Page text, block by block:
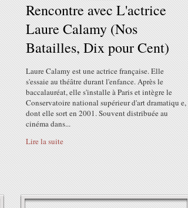
Rencontre avec L'actrice
Laure Calamy (Nos
Batailles, Dix pour Cent)
Laure Calamy est une actrice française. Elle
s'essaie au théâtre durant l'enfance. Après le
baccalauréat, elle s'installe à Paris et intègre le
Conservatoire national supérieur d'art dramatiqu e,
dont elle sort en 2001. Souvent distribuée au
cinéma dans...
Lire la suite